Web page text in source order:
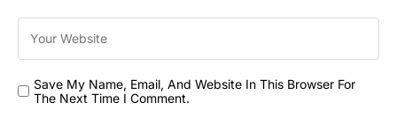
Save My Name, Email, And Website In This Browser For
The Next Time I Comment.